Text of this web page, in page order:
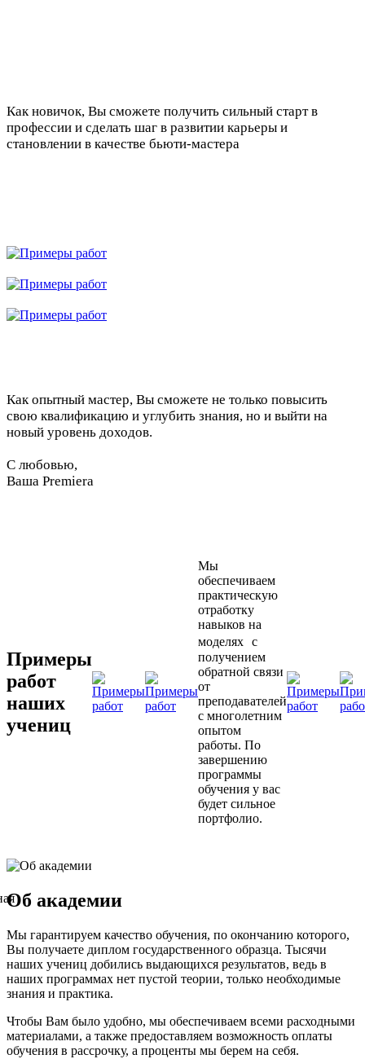
Как новичок, Вы сможете получить сильный старт в
профессии и сделать шаг в развитии карьеры и
становлении в качестве бьюти-мастера
Как опытный мастер, Вы сможете не только повысить
свою квалификацию и углубить знания, но и выйти на
новый уровень доходов.
С любовью,
Ваша Premiera
Примеры
работ
наших
учениц
Мы
обеспечиваем
практическую
отработку
навыков на
моделях с
получением
обратной связи
от
преподавателей
с многолетним
опытом
работы. По
завершению
программы
обучения у вас
будет сильное
портфолио.
Об академии
Мы гарантируем качество обучения, по окончанию которого,
Вы получаете диплом государственного образца. Тысячи
наших учениц добились выдающихся результатов, ведь в
наших программах нет пустой теории, только необходимые
знания и практика.
Чтобы Вам было удобно, мы обеспечиваем всеми расходными
материалами, а также предоставляем возможность оплаты
обучения в рассрочку, а проценты мы берем на себя.